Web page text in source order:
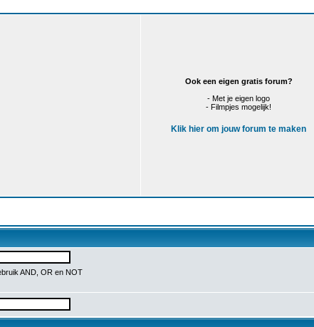
Ook een eigen gratis forum?
- Met je eigen logo
- Filmpjes mogelijk!
Klik hier om jouw forum te maken
AND, OR en NOT